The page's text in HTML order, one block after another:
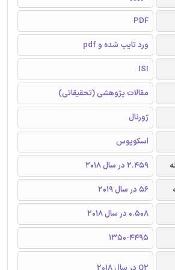
PDF
ورد تایپ شده و pdf
ISI
مقالات پژوهشی (تحقیقاتی)
ژورنال
اسکوپوس
2.459 در سال 2018
56 در سال 2019
0.508 در سال 2018
1350-4495